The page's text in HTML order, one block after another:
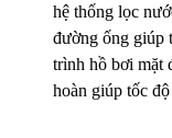
hệ thống lọc
đường ống giúp
trình hồ bơi mặt
hoàn giúp tốc